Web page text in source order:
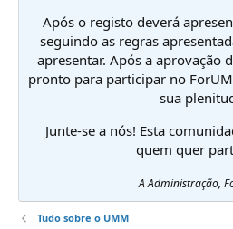
Após o registo deverá
seguindo as regras
apresentar. Após a aprovação
pronto para participar no
sua
Junte-se a nós! Esta
quem quer
A Administração,
Tudo sobre o UMM